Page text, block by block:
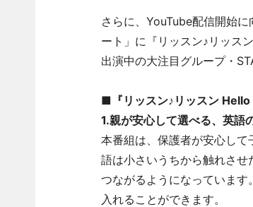
さらに、YouTube配信開始
ート」に『リッスン♪リッス
出演中の大注目グループ・
■『リッスン♪リッスン
1.親が安心して選べる、英語
本番組は、保護者が安心し
語は小さいうちから触れさ
つながるようになっていま
入れることができます。